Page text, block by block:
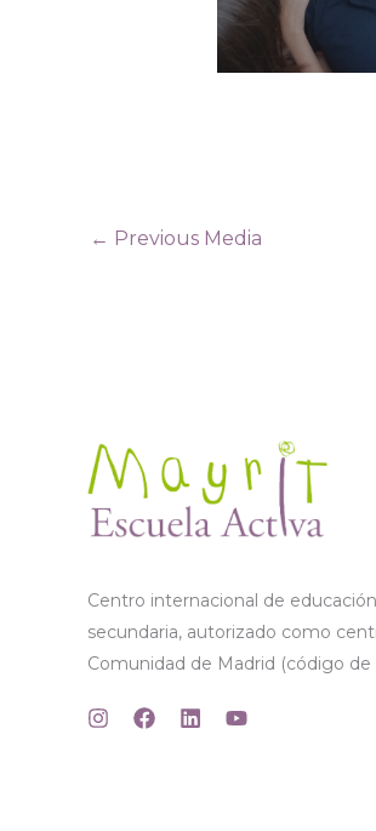
← Previous Media
Centro internacional de
secundaria, autorizado como
Comunidad de Madrid (código